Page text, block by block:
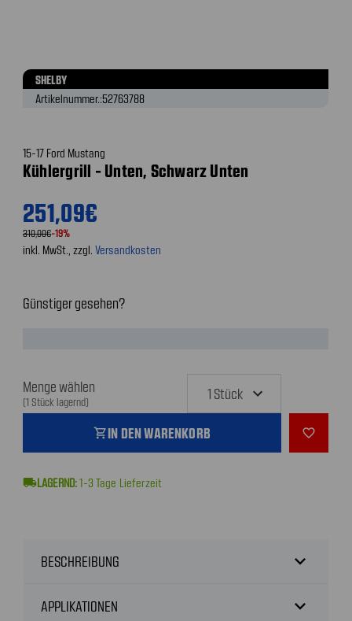
SHELBY
Artikelnummer.:52763788
15-17 Ford Mustang
Kühlergrill - Unten, Schwarz Unten
251,09€
310,00€-19%
inkl. MwSt., zzgl. Versandkosten
Günstiger gesehen?
Menge wählen
(1 Stück lagernd)
shopping_cartIN DEN WARENKORB favorite_outline
local_shipping 1-3 Tage Lieferzeit
BESCHREIBUNG expand_more
APPLIKATIONEN expand_more